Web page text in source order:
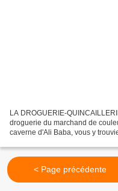
LA DROGUERIE-
droguerie du marchand de
caverne d'Ali Baba, vous y
< Page précédente